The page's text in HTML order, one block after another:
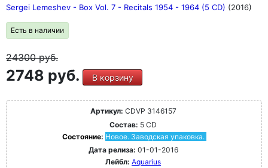
Sergei Lemeshev - Box Vol. 7 - Recitals 1954 - 1964 (5 CD) (2016)
Есть в наличии
24300руб.
2748 руб. В корзину
Артикул: CDVP 3146157
Состав: 5 CD
Состояние: Новое. Заводская упаковка.
Дата релиза: 01-01-2016
Лейбл: Aquarius